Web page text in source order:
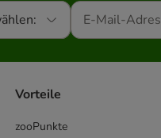
Vorteile
zooPunkte